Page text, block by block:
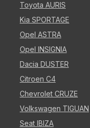
Toyota AURIS
Kia SPORTAGE
Opel ASTRA
Opel INSIGNIA
Dacia DUSTER
Citroen C4
Chevrolet CRUZE
Volkswagen TIGUAN
Seat IBIZA